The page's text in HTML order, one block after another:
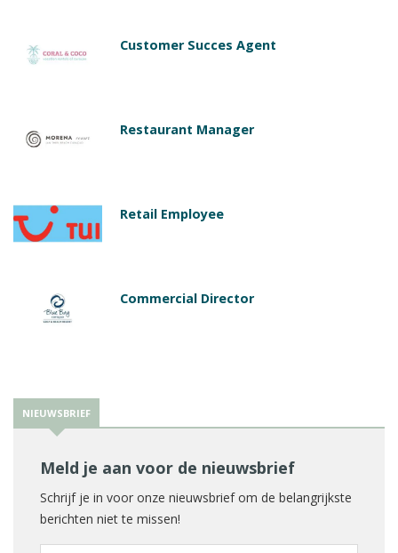
Customer Succes Agent
Restaurant Manager
Retail Employee
Commercial Director
NIEUWSBRIEF
Meld je aan voor de nieuwsbrief
Schrijf je in voor onze nieuwsbrief om de belangrijkste
berichten niet te missen!